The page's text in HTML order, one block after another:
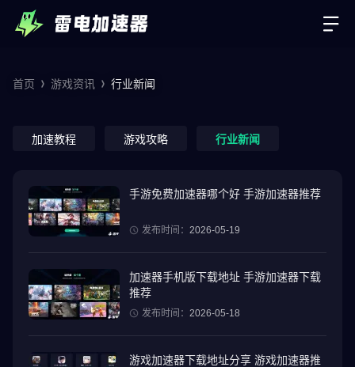
首页 游戏资讯 行业新闻
加速教程 游戏攻略 行业新闻
手游免费加速器哪个好 手游加速器推荐
发布时间： 2026-05-19
加速器手机版下载地址 手游加速器下载
推荐
发布时间： 2026-05-18
游戏加速器下载地址分享 游戏加速器推